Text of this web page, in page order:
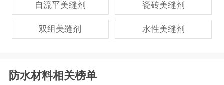
自流平美缝剂 瓷砖美缝剂
双组美缝剂 水性美缝剂
防水材料相关榜单